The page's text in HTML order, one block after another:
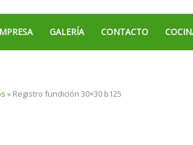
GALERÍA CONTACTO
» Registro fundición 30×30 b125